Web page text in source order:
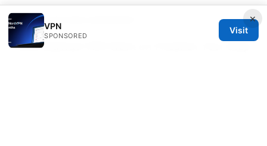
Malus chrome extension
Does Mullvad VPN Work on Firestick Your Step
×
VPN
SPONSORED
Visit